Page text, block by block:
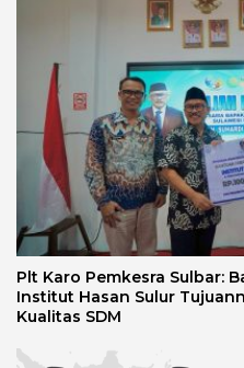
Plt Karo Pemkesra Sulbar:
Institut Hasan Sulur
Kualitas SDM